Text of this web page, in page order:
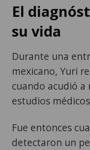
El
su vida
Durante una
mexicano, Yuri
cuando acudió a
estudios
Fue entonces
detectaron un